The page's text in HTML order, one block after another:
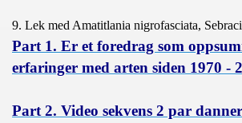
9. Lek med Amatitlania nigrofasciata,
Part 1. Er et foredrag som
erfaringer med arten siden 1970 -
Part 2. Video sekvens 2 par